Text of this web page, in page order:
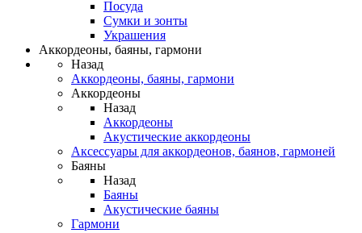
Посуда
Сумки и зонты
Украшения
Аккордеоны, баяны, гармони
Назад
Аккордеоны, баяны, гармони
Аккордеоны
Назад
Аккордеоны
Акустические аккордеоны
Аксессуары для аккордеонов, баянов, гармоней
Баяны
Назад
Баяны
Акустические баяны
Гармони